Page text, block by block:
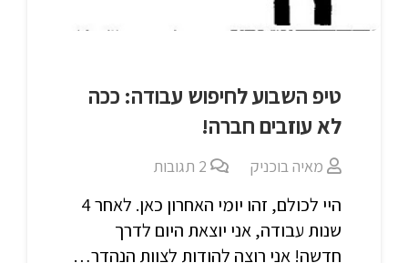
טיפ השבוע לחיפוש עבודה: ככה
לא עוזבים חברה!
מאיה בוכניק 2 תגובות
היי לכולם, זהו יומי האחרון כאן. לאחר 4
שנות עבודה, אני יוצאת היום לדרך
חדשה! אני רוצה להודות לצוות הנהדר…